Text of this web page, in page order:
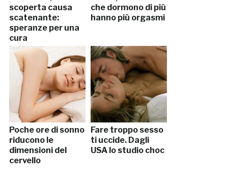
scoperta causa
scatenante:
speranze per una
cura
che dormono di più
hanno più orgasmi
Poche ore di sonno
riducono le
dimensioni del
cervello
Fare troppo sesso
ti uccide. Dagli
USA lo studio choc